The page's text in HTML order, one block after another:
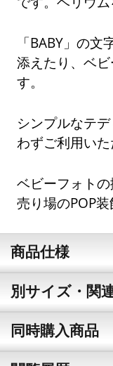
「BABY」の
添えたり、ベ
す。
シンプルなテ
わずご利用いた
ベビーフォト
売り場のPOP装
商品仕様
別サイズ・関
同時購入商品